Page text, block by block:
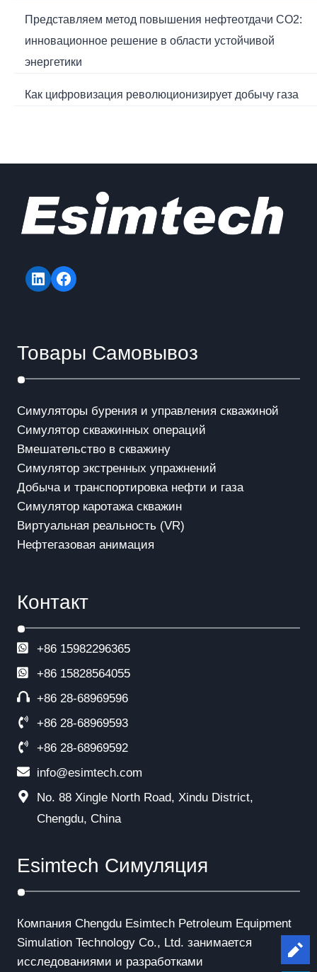
Представляем метод повышения нефтеотдачи CO2:
инновационное решение в области устойчивой
энергетики
Как цифровизация революционизирует добычу газа
LinkedInFacebook
Товары Самовывоз
Симуляторы бурения и управления скважиной
Симулятор скважинных операций
Вмешательство в скважинy
Симулятор экстренных упражнений
Добыча и транспортировка нефти и газа
Симулятор каротажа скважин
Виртуальная реальность (VR)
Нефтегазовая анимация
Контакт
+86 15982296365
+86 15828564055
+86 28-68969596
+86 28-68969593
+86 28-68969592
info@esimtech.com
No. 88 Xingle North Road, Xindu District,
Chengdu, China
Esimtech Симуляция
Компания Chengdu Esimtech Petroleum Equipment
Simulation Technology Co., Ltd. занимается
исследованиями и разработками